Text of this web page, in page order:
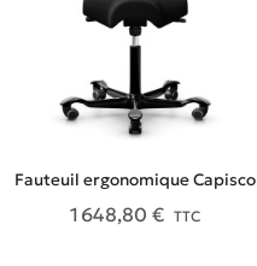
Fauteuil ergonomique Capisco
1 648,80 € TTC